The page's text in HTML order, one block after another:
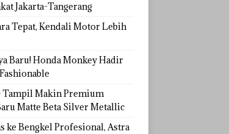
Jakarta-Tangerang
Tepat, Kendali Motor Lebih
Baru! Honda Monkey Hadir
Tampil Makin Premium
Matte Beta Silver Metallic
ke Bengkel Profesional, Astra